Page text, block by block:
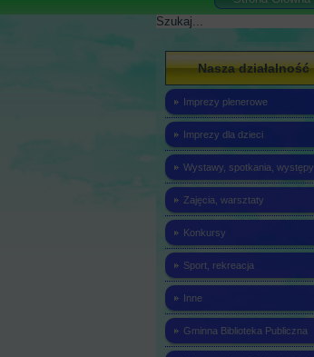
Szukaj
Nasza działalność
Imprezy plenerowe
Imprezy dla dzieci
Wystawy, spotkania, występy
Zajęcia, warsztaty
Konkursy
Sport, rekreacja
Inne
Gminna Biblioteka Publiczna